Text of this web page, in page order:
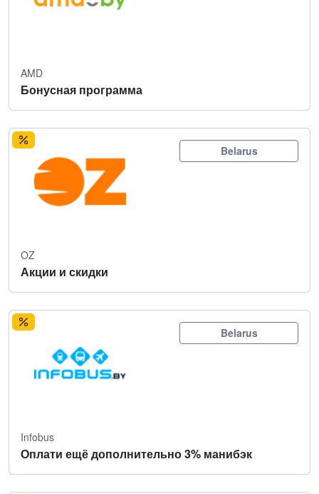
AMD
Бонусная программа
Belarus
OZ
Акции и скидки
Belarus
Infobus
Оплати ещё дополнительно 3% манибэк